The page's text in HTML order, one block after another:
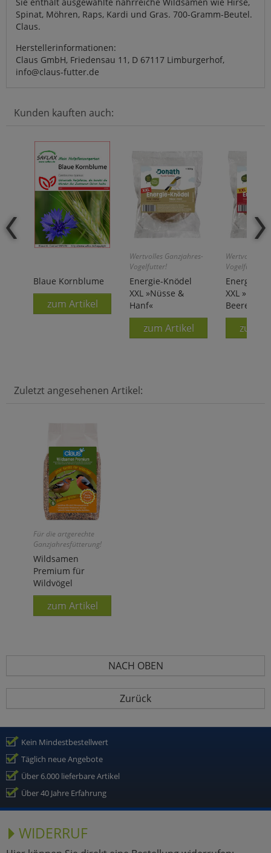
Spinat, Möhren, Raps, Kardi und Gras. 700-Gramm-Beutel.
Claus.
Herstellerinformationen:
Claus GmbH, Friedensau 11, D 67117 Limburgerhof,
info@claus-futter.de
Kunden kauften auch:
Blaue Kornblume
zum Artikel
Wertvolles Ganzjahres-
Vogelfutter!
Energie-Knödel
XXL »Nüsse &
Hanf«
zum Artikel
Wertvolles
Vogelfutter!
Energie-
XXL
Beeren«
zum
Zuletzt angesehenen Artikel:
Für die artgerechte
Ganzjahresfütterung!
Wildsamen
Premium für
Wildvögel
zum Artikel
NACH OBEN
Zurück
Kein Mindestbestellwert
Täglich neue Angebote
Über 6.000 lieferbare Artikel
Über 40 Jahre Erfahrung
WIDERRUF